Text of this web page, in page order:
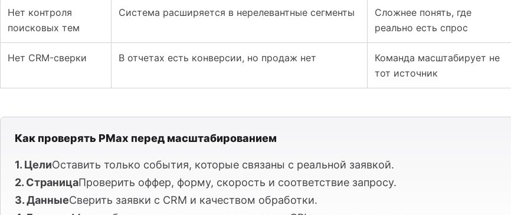
Нет контроля
поисковых тем
Система расширяется в нерелевантные сегменты
Сложнее понять, где
реально есть спрос
Нет CRM-сверки В отчетах есть конверсии, но продаж нет
Команда масштабирует не
тот источник
Как проверять PMax перед масштабированием
1. ЦелиОставить только события, которые связаны с реальной заявкой.
2. СтраницаПроверить оффер, форму, скорость и соответствие запросу.
3. ДанныеСверить заявки с CRM и качеством обработки.